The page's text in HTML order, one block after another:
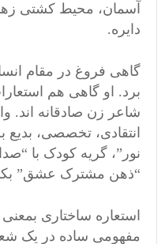
آسمان، محیط کشتی
دایره.
گاهی فروغ در مقام
برد. او گاهی هم
شاعر زن صادقانه اند.
انتقادی، تخصصی،
“ذهن مشترک عشق”
استعاره ساختاری
مفهومی ساده در یک